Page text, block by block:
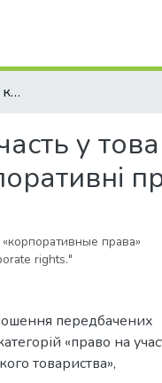
Щодо співвідношення категорій «право на участь у товаристві», «права учасника господарського товариства», «корпоративні права»
у
права»
rights."
передбачених
«право на
товариства»,